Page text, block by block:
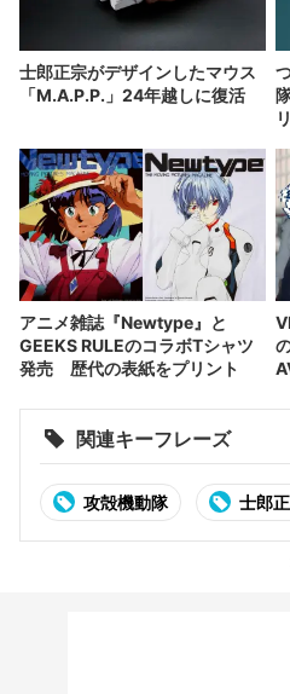
士郎正宗がデザインしたマウス
「M.A.P.P.」24年越しに復活
アニメ雑誌『Newtype』と
GEEKS RULEのコラボTシャツ
発売 歴代の表紙をプリント
関連キーフレーズ
攻殻機動隊 士郎